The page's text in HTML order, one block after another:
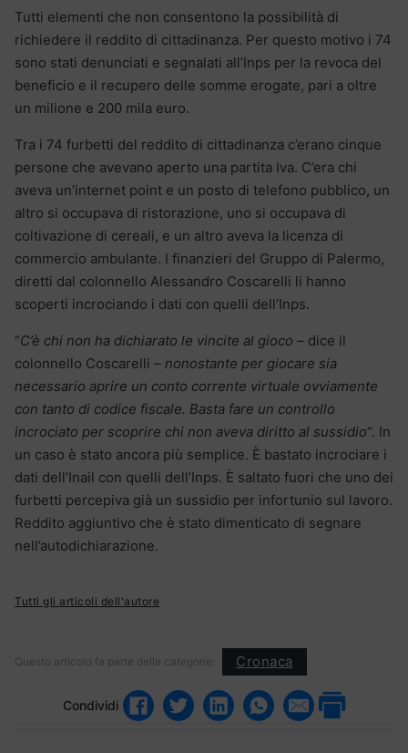
Tutti elementi che non consentono la possibilità di
richiedere il reddito di cittadinanza. Per questo motivo i 74
sono stati denunciati e segnalati all’Inps per la revoca del
beneficio e il recupero delle somme erogate, pari a oltre
un milione e 200 mila euro.
Tra i 74 furbetti del reddito di cittadinanza c’erano cinque
persone che avevano aperto una partita Iva. C’era chi
aveva un’internet point e un posto di telefono pubblico, un
altro si occupava di ristorazione, uno si occupava di
coltivazione di cereali, e un altro aveva la licenza di
commercio ambulante. I finanzieri del Gruppo di Palermo,
diretti dal colonnello Alessandro Coscarelli li hanno
scoperti incrociando i dati con quelli dell’Inps.
“C’è chi non ha dichiarato le vincite al gioco – dice il
colonnello Coscarelli – nonostante per giocare sia
necessario aprire un conto corrente virtuale ovviamente
con tanto di codice fiscale. Basta fare un controllo
incrociato per scoprire chi non aveva diritto al sussidio“. In
un caso è stato ancora più semplice. È bastato incrociare i
dati dell’Inail con quelli dell’Inps. È saltato fuori che uno dei
furbetti percepiva già un sussidio per infortunio sul lavoro.
Reddito aggiuntivo che è stato dimenticato di segnare
nell’autodichiarazione.
Tutti gli articoli dell'autore
Questo articolo fa parte delle categorie: Cronaca
Condividi